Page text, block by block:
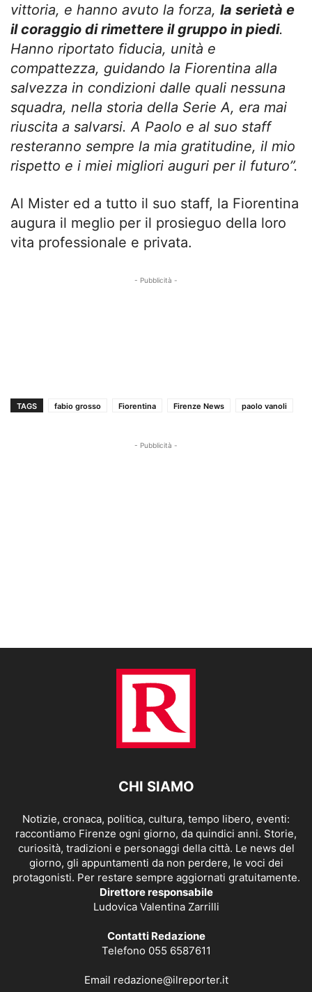
vittoria, e hanno avuto la forza, la serietà e
il coraggio di rimettere il gruppo in piedi.
Hanno riportato fiducia, unità e
compattezza, guidando la Fiorentina alla
salvezza in condizioni dalle quali nessuna
squadra, nella storia della Serie A, era mai
riuscita a salvarsi. A Paolo e al suo staff
resteranno sempre la mia gratitudine, il mio
rispetto e i miei migliori auguri per il futuro”.
Al Mister ed a tutto il suo staff, la Fiorentina
augura il meglio per il prosieguo della loro
vita professionale e privata.
- Pubblicità -
TAGS fabio grosso Fiorentina Firenze News paolo vanoli
- Pubblicità -
CHI SIAMO
Notizie, cronaca, politica, cultura, tempo libero, eventi:
raccontiamo Firenze ogni giorno, da quindici anni. Storie,
curiosità, tradizioni e personaggi della città. Le news del
giorno, gli appuntamenti da non perdere, le voci dei
protagonisti. Per restare sempre aggiornati gratuitamente.
Direttore responsabile
Ludovica Valentina Zarrilli
Contatti Redazione
Telefono 055 6587611
Email redazione@ilreporter.it